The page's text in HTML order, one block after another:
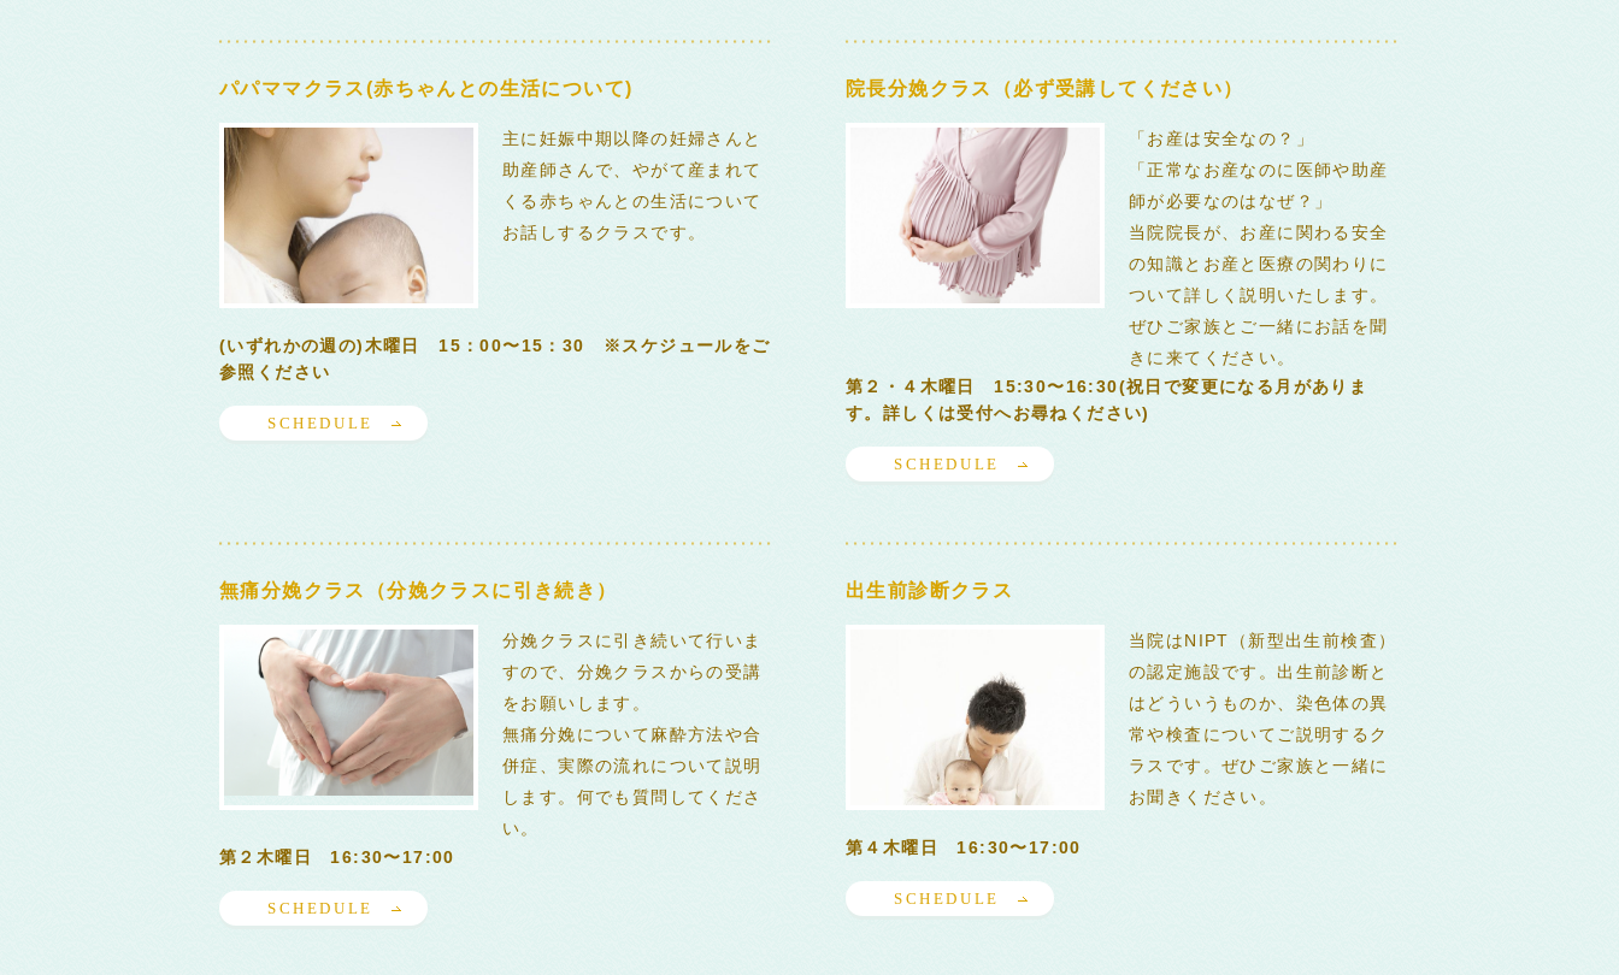
パパママクラス(赤ちゃんとの生活について)
主に妊娠中期以降の妊婦さんと
助産師さんで、やがて産まれて
くる赤ちゃんとの生活について
お話しするクラスです。
(いずれかの週の)木曜日 15：00〜15：30 ※スケジュールをご
参照ください
SCHEDULE
院長分娩クラス（必ず受講してください）
「お産は安全なの？」
「正常なお産なのに医師や助産
師が必要なのはなぜ？」
当院院長が、お産に関わる安全
の知識とお産と医療の関わりに
ついて詳しく説明いたします。
ぜひご家族とご一緒にお話を聞
きに来てください。
第２・４木曜日 15:30〜16:30(祝日で変更になる月がありま
す。詳しくは受付へお尋ねください)
SCHEDULE
無痛分娩クラス（分娩クラスに引き続き）
分娩クラスに引き続いて行いま
すので、分娩クラスからの受講
をお願いします。
無痛分娩について麻酔方法や合
併症、実際の流れについて説明
します。何でも質問してくださ
い。
第２木曜日 16:30〜17:00
SCHEDULE
出生前診断クラス
当院はNIPT（新型出生前検査）
の認定施設です。出生前診断と
はどういうものか、染色体の異
常や検査についてご説明するク
ラスです。ぜひご家族と一緒に
お聞きください。
第４木曜日 16:30〜17:00
SCHEDULE